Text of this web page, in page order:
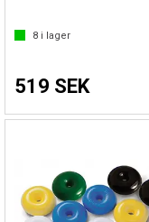
8 i lager
519 SEK